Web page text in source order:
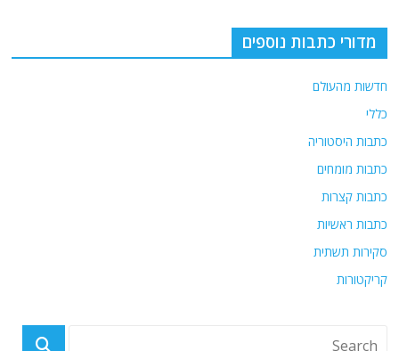
מדורי כתבות נוספים
חדשות מהעולם
כללי
כתבות היסטוריה
כתבות מומחים
כתבות קצרות
כתבות ראשיות
סקירות תשתית
קריקטורות